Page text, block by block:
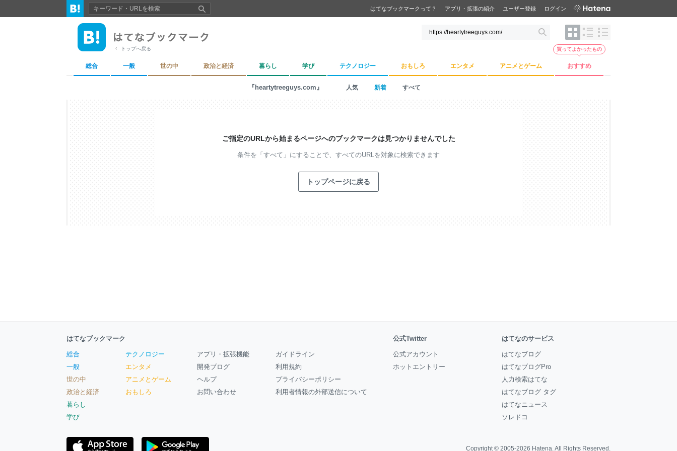
はてなブックマークって？ アプリ・拡張の紹介 ユーザー登録 ログイン
トップへ戻る
総合 一般 世の中 政治と経済 暮らし 学び テクノロジー おもしろ エンタメ アニメとゲーム おすすめ
買ってよかったもの
『heartytreeguys.com』 人気 新着 すべて
ご指定のURLから始まるページへのブックマークは見つかりませんでした
条件を「すべて」にすることで、 すべてのURLを対象に検索できます
トップページに戻る
はてなブックマーク
総合
一般
世の中
政治と経済
暮らし
学び
テクノロジー
エンタメ
アニメとゲーム
おもしろ
アプリ・拡張機能
開発ブログ
ヘルプ
お問い合わせ
ガイドライン
利用規約
プライバシーポリシー
利用者情報の外部送信について
公式Twitter
公式アカウント
ホットエントリー
はてなのサービス
はてなブログ
はてなブログPro
人力検索はてな
はてなブログ タグ
はてなニュース
ソレドコ
Copyright © 2005-2026 Hatena. All Rights Reserved.